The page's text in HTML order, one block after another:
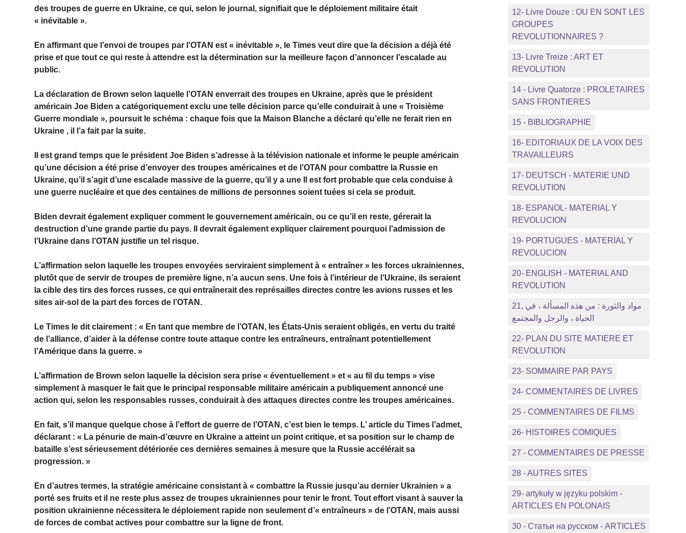
des troupes de guerre en Ukraine, ce qui, selon le journal, signifiait que le déploiement militaire était
« inévitable ».
En affirmant que l’envoi de troupes par l’OTAN est « inévitable », le Times veut dire que la décision a déjà été
prise et que tout ce qui reste à attendre est la détermination sur la meilleure façon d’annoncer l’escalade au
public.
La déclaration de Brown selon laquelle l’OTAN enverrait des troupes en Ukraine, après que le président
américain Joe Biden a catégoriquement exclu une telle décision parce qu’elle conduirait à une « Troisième
Guerre mondiale », poursuit le schéma : chaque fois que la Maison Blanche a déclaré qu’elle ne ferait rien en
Ukraine , il l’a fait par la suite.
Il est grand temps que le président Joe Biden s’adresse à la télévision nationale et informe le peuple américain
qu’une décision a été prise d’envoyer des troupes américaines et de l’OTAN pour combattre la Russie en
Ukraine, qu’il s’agit d’une escalade massive de la guerre, qu’il y a une Il est fort probable que cela conduise à
une guerre nucléaire et que des centaines de millions de personnes soient tuées si cela se produit.
Biden devrait également expliquer comment le gouvernement américain, ou ce qu’il en reste, gérerait la
destruction d’une grande partie du pays. Il devrait également expliquer clairement pourquoi l’admission de
l’Ukraine dans l’OTAN justifie un tel risque.
L’affirmation selon laquelle les troupes envoyées serviraient simplement à « entraîner » les forces ukrainiennes,
plutôt que de servir de troupes de première ligne, n’a aucun sens. Une fois à l’intérieur de l’Ukraine, ils seraient
la cible des tirs des forces russes, ce qui entraînerait des représailles directes contre les avions russes et les
sites air-sol de la part des forces de l’OTAN.
Le Times le dit clairement : « En tant que membre de l’OTAN, les États-Unis seraient obligés, en vertu du traité
de l’alliance, d’aider à la défense contre toute attaque contre les entraîneurs, entraînant potentiellement
l’Amérique dans la guerre. »
L’affirmation de Brown selon laquelle la décision sera prise « éventuellement » et « au fil du temps » vise
simplement à masquer le fait que le principal responsable militaire américain a publiquement annoncé une
action qui, selon les responsables russes, conduirait à des attaques directes contre les troupes américaines.
En fait, s’il manque quelque chose à l’effort de guerre de l’OTAN, c’est bien le temps. L’ article du Times l’admet,
déclarant : « La pénurie de main-d’œuvre en Ukraine a atteint un point critique, et sa position sur le champ de
bataille s’est sérieusement détériorée ces dernières semaines à mesure que la Russie accélérait sa
progression. »
En d’autres termes, la stratégie américaine consistant à « combattre la Russie jusqu’au dernier Ukrainien » a
porté ses fruits et il ne reste plus assez de troupes ukrainiennes pour tenir le front. Tout effort visant à sauver la
position ukrainienne nécessitera le déploiement rapide non seulement d’« entraîneurs » de l’OTAN, mais aussi
de forces de combat actives pour combattre sur la ligne de front.
12- Livre Douze : OU EN SONT LES
GROUPES
REVOLUTIONNAIRES ?
13- Livre Treize : ART ET
REVOLUTION
14 - Livre Quatorze : PROLETAIRES
SANS FRONTIERES
15 - BIBLIOGRAPHIE
16- EDITORIAUX DE LA VOIX DES
TRAVAILLEURS
17- DEUTSCH - MATERIE UND
REVOLUTION
18- ESPANOL- MATERIAL Y
REVOLUCION
19- PORTUGUES - MATERIAL Y
REVOLUCION
20- ENGLISH - MATERIAL AND
REVOLUTION
21, مواد والثورة : من هذه المسألة ، في
الحياة ، والرجل والمجتمع
22- PLAN DU SITE MATIERE ET
REVOLUTION
23- SOMMAIRE PAR PAYS
24- COMMENTAIRES DE LIVRES
25 - COMMENTAIRES DE FILMS
26- HISTOIRES COMIQUES
27 - COMMENTAIRES DE PRESSE
28 - AUTRES SITES
29- artykuły w języku polskim -
ARTICLES EN POLONAIS
30 - Статьи на русском - ARTICLES